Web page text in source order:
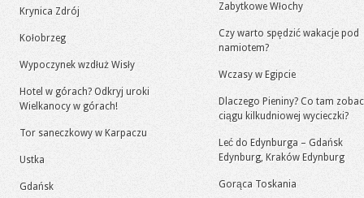
Krynica Zdrój
Kołobrzeg
Wypoczynek wzdłuż Wisły
Hotel w górach? Odkryj uroki
Wielkanocy w górach!
Tor saneczkowy w Karpaczu
Ustka
Gdańsk
Zabytkowe Włochy
Czy warto spędzić wakacje pod
namiotem?
Wczasy w Egipcie
Dlaczego Pieniny? Co tam
ciągu kilkudniowej wycieczki?
Leć do Edynburga – Gdańsk
Edynburg, Kraków Edynburg
Gorąca Toskania